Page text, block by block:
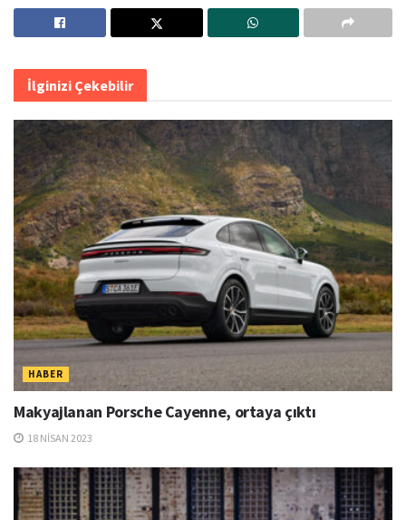
İlginizi Çekebilir
HABER
Makyajlanan Porsche Cayenne, ortaya çıktı
18 NISAN 2023